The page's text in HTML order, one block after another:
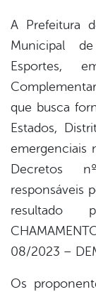
A Prefeitura
Municipal
Esportes,
que busca
Estados,
emergenciais
Decretos
responsáveis
resultado
08/2023 –
Os